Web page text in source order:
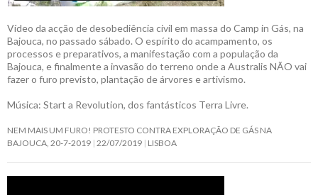
Vídeo da acção de desobediência civil em massa do Camp in Gás, na
Bajouca, no passado sábado. O espírito do acampamento, os
processos e preparativos, a manifestação com a população da
Bajouca, e finalmente a invasão do terreno onde a Australis NÃO vai
fazer o furo previsto, plantação de árvores e artivismo.
Música: Start a Revolution, dos fantásticos Terra Livre.
NEM MAIS UM FURO! PROTESTO CONTRA EXPLORAÇÃO DE GÁS NA
BAJOUCA, 20-7-2019 22/07/2019 LISBOA